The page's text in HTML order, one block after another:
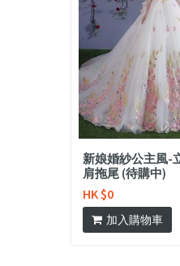
新娘婚紗公主風-
肩拖尾 (待購中)
HK $0
加入購物車